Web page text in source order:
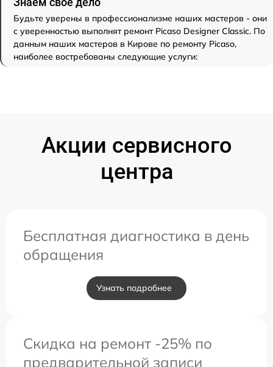
Будьте уверены в профессионализме наших мастеров - они
с уверенностью выполнят ремонт Picaso Designer Classic. По
данным наших мастеров в Кирове по ремонту Picaso,
наиболее востребованы следующие услуги:
Акции сервисного
центра
Бесплатная диагностика в день
обращения
Узнать подробнее
Скидка на ремонт -25% по
предварительной записи